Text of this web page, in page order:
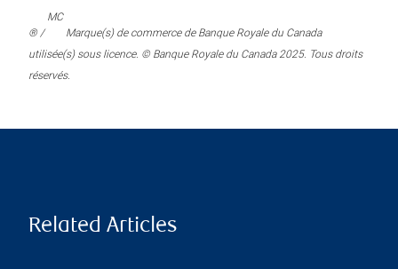
® /
MC
Marque(s) de commerce de Banque Royale du Canada
utilisée(s) sous licence. © Banque Royale du Canada 2025. Tous droits
réservés.
Related Articles